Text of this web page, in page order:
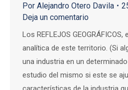
Por Alejandro Otero Davila
Deja un comentario
Los REFLEJOS
analítica de este territorio. (Si
una industria en un
estudio del mismo si este se